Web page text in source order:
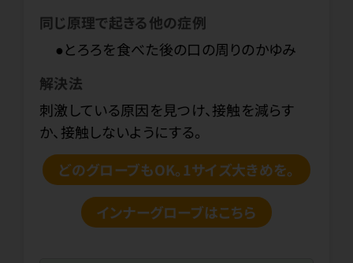
同じ原理で起きる他の症例
●とろろを食べた後の口の周りのかゆみ
解決法
刺激している原因を見つけ、接触を減らす
か、接触しないようにする。
どのグローブもOK。1サイズ大きめを。
インナーグローブはこちら